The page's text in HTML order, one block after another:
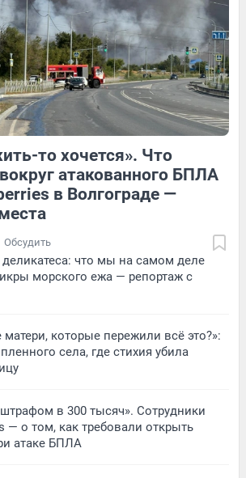
Обсудить
4 Обсудить
то хочется». Что
атакованного БПЛА
в Волгограде —
Обсудить
что мы на самом деле
морского ежа — репортаж с
матери, которые пережили всё это?»:
села, где стихия убила
в 300 тысяч». Сотрудники
— о том, как требовали открыть
атаке БПЛА